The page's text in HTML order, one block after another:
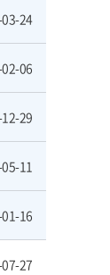
24
06
29
11
16
27